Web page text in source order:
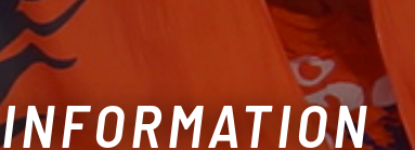
INFORMATION